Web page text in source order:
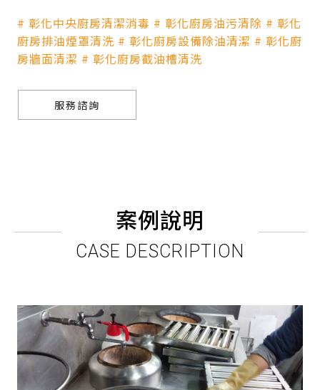
# 彰化中央廚房清潔消毒 # 彰化廚房油污清除 # 彰化
廚房排油煙罩清洗 # 彰化廚房設備除油清潔 # 彰化廚
房牆面清潔 # 彰化廚房截油槽清洗
服務諮詢
案例說明
CASE DESCRIPTION